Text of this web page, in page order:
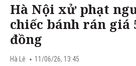
Hà Nội xử phạt
chiếc bánh rán giá
đồng
Hà Lê 11/06/26, 13:45